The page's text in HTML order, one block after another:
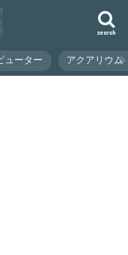
search
ューター アクアリウム